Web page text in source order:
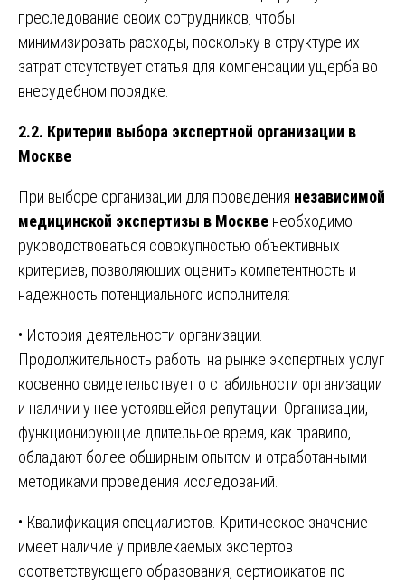
преследование своих сотрудников, чтобы
минимизировать расходы, поскольку в структуре их
затрат отсутствует статья для компенсации ущерба во
внесудебном порядке.
2.2. Критерии выбора экспертной организации в
Москве
При выборе организации для проведения независимой
медицинской экспертизы в Москве необходимо
руководствоваться совокупностью объективных
критериев, позволяющих оценить компетентность и
надежность потенциального исполнителя:
• История деятельности организации.
Продолжительность работы на рынке экспертных услуг
косвенно свидетельствует о стабильности организации
и наличии у нее устоявшейся репутации. Организации,
функционирующие длительное время, как правило,
обладают более обширным опытом и отработанными
методиками проведения исследований.
• Квалификация специалистов. Критическое значение
имеет наличие у привлекаемых экспертов
соответствующего образования, сертификатов по